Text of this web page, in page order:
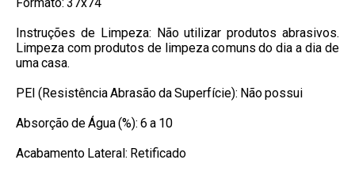
Instruções de Limpeza: Não utilizar produtos abrasivos.
Limpeza com produtos de limpeza comuns do dia a dia de
uma casa.
PEI (Resistência Abrasão da Superfície): Não possui
Absorção de Água (%): 6 a 10
Acabamento Lateral: Retificado